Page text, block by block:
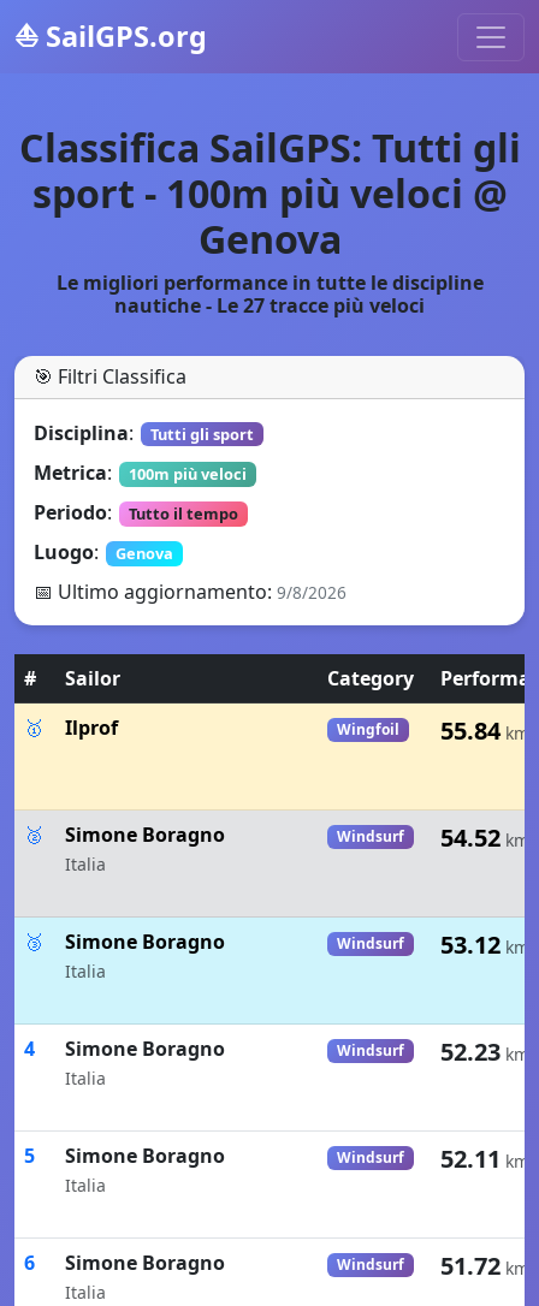
⛵ SailGPS.org
Classifica SailGPS: Tutti gli
sport - 100m più veloci @
Genova
Le migliori performance in tutte le discipline
nautiche - Le 27 tracce più veloci
🎯 Filtri Classifica
Disciplina: Tutti gli sport
Metrica: 100m più veloci
Periodo: Tutto il tempo
Luogo: Genova
📅 Ultimo aggiornamento: 9/8/2026
# Sailor Category
🥇
Ilprof Wingfoil 55.84
🥈 Simone Boragno
Italia
Windsurf 54.52
🥉 Simone Boragno
Italia
Windsurf 53.12
4 Simone Boragno
Italia
Windsurf 52.23
5 Simone Boragno
Italia
Windsurf 52.11
6 Simone Boragno
Italia
Windsurf 51.72